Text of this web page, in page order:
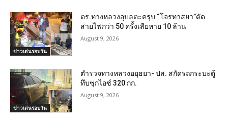
ข่าวเด่นรอบวัน
ตร.ทางหลวงอุบลตะครุบ “โจรทาสยา”ตัด
สายไฟกว่า 50 ครั้งเสียหาย 10 ล้าน
August 9, 2026
ข่าวเด่นรอบวัน
ตำรวจทางหลวงอยุธยา- ปส. สกัดรถกระบะตู้
ทึบซุกไอซ์ 320 กก.
August 9, 2026